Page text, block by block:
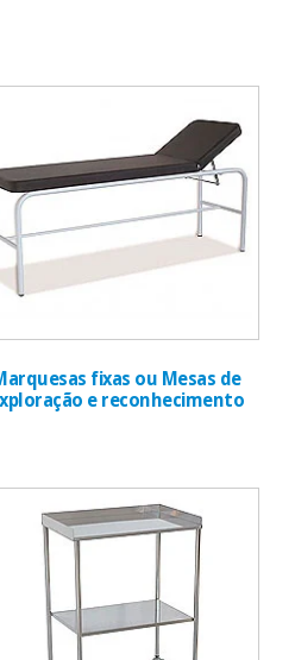
fixas ou Mesas de
e reconhecimento